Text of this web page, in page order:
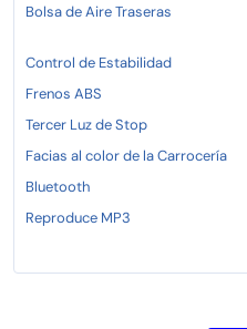
Bolsa de Aire Traseras
Control de Estabilidad
Frenos ABS
Tercer Luz de Stop
Facias al color de la Carrocería
Bluetooth
Reproduce MP3